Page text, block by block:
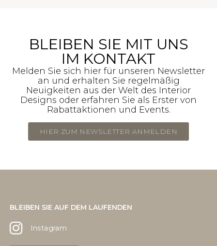
BLEIBEN SIE MIT UNS
IM KONTAKT
Melden Sie sich hier für unseren Newsletter
an und erhalten Sie regelmäßig
Neuigkeiten aus der Welt des Interior
Designs oder erfahren Sie als Erster von
Rabattaktionen und Events.
HIER ZUM NEWSLETTER ANMELDEN
BLEIBEN SIE AUF DEM LAUFENDEN
Instagram